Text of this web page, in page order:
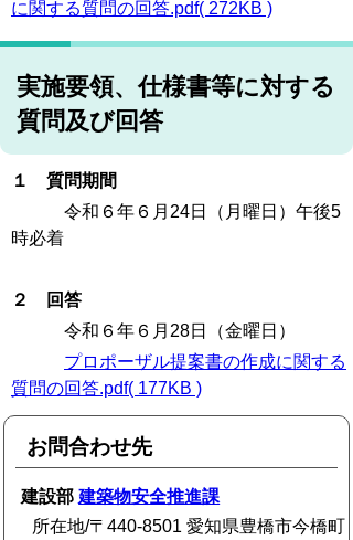
に関する質問の回答.pdf( 272KB )
実施要領、仕様書等に対する
質問及び回答
１ 質問期間
令和６年６月24日（月曜日）午後5
時必着
２ 回答
令和６年６月28日（金曜日）
プロポーザル提案書の作成に関する
質問の回答.pdf( 177KB )
お問合わせ先
建設部建築物安全推進課
所在地/〒440-8501 愛知県豊橋市今橋町